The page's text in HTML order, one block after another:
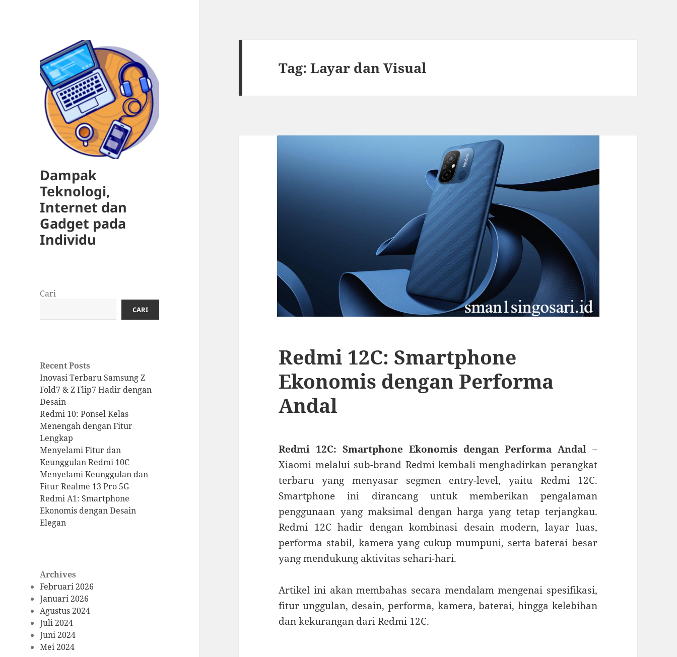
Dampak
Teknologi,
Internet dan
Gadget pada
Individu
Cari
CARI
Recent Posts
Inovasi Terbaru Samsung Z
Fold7 & Z Flip7 Hadir dengan
Desain
Redmi 10: Ponsel Kelas
Menengah dengan Fitur
Lengkap
Menyelami Fitur dan
Keunggulan Redmi 10C
Menyelami Keunggulan dan
Fitur Realme 13 Pro 5G
Redmi A1: Smartphone
Ekonomis dengan Desain
Elegan
Archives
Februari 2026
Januari 2026
Agustus 2024
Juli 2024
Juni 2024
Mei 2024
Tag:Layar dan Visual
Redmi 12C: Smartphone
Ekonomis dengan Performa
Andal
Redmi 12C: Smartphone Ekonomis dengan Performa Andal –
Xiaomi melalui sub-brand Redmi kembali menghadirkan perangkat
terbaru yang menyasar segmen entry-level, yaitu Redmi 12C.
Smartphone ini dirancang untuk memberikan pengalaman
penggunaan yang maksimal dengan harga yang tetap terjangkau.
Redmi 12C hadir dengan kombinasi desain modern, layar luas,
performa stabil, kamera yang cukup mumpuni, serta baterai besar
yang mendukung aktivitas sehari-hari.
Artikel ini akan membahas secara mendalam mengenai spesifikasi,
fitur unggulan, desain, performa, kamera, baterai, hingga kelebihan
dan kekurangan dari Redmi 12C.